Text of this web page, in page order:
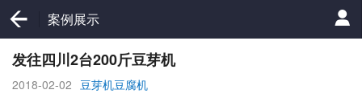
案例展示
发往四川2台200斤豆芽机
2018-02-02 豆芽机豆腐机